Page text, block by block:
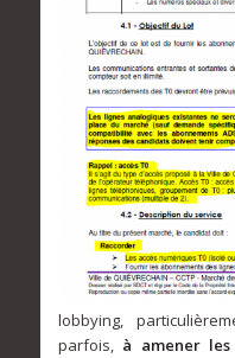
lobbying,
parfois,à amener les